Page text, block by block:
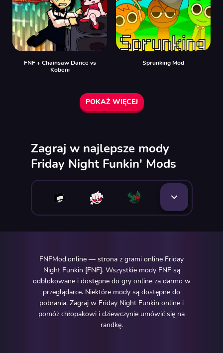
FNF + Chainsaw Dance vs
Kobeni
Sprunking Mod
POKAŻ WIĘCEJ
Zagraj w najlepsze mody
Friday Night Funkin' Mods
FNFMod.online — strona z grami online Friday
Night Funkin [FNF]. Wszystkie mody FNF są
odblokowane i dostępne do gry online za darmo w
przeglądarce. Niektóre mody są dostępne do
pobrania. Zagraj w Friday Night Funkin online i
pomóż chłopakowi i dziewczynie umówić się na
randkę.